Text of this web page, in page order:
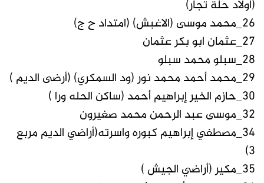
(اولاد حلة تجار)
26_محمد موسى (الاغبش) (امتداد ح ج)
27_عثمان ابو بكر عثمان
28_سبلو محمد سبلو
29_محمد أحمد محمد نور (ود السمكري) (أرضى الديم )
30_حازم الخير إبراهيم أحمد (ساكن الحله ورا )
32_موسى عبد الرحمن محمد صغيرون
34_مصطفي إبراهيم كبوره واسرته(أراضي الديم مربع
٣)
35_مكير (أراضي الجيش )